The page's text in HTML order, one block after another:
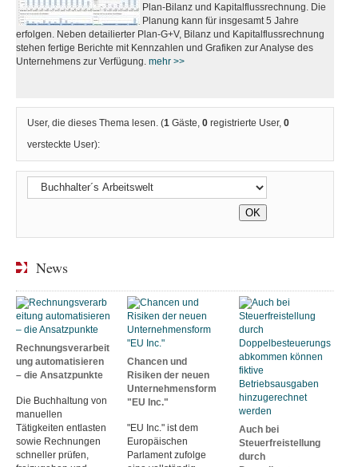
Plan-Bilanz und Kapitalflussrechnung. Die
Planung kann für insgesamt 5 Jahre
erfolgen. Neben detailierter Plan-G+V, Bilanz und Kapitalflussrechnung
stehen fertige Berichte mit Kennzahlen und Grafiken zur Analyse des
Unternehmens zur Verfügung. mehr >>
User, die dieses Thema lesen. (1 Gäste,0 registrierte User,0
versteckte User):
News
Rechnungsverarbeit
ung automatisieren
– die Ansatzpunkte
Die Buchhaltung von
manuellen
Tätigkeiten entlasten
sowie Rechnungen
schneller prüfen,
Chancen und
Risiken der neuen
Unternehmensform
"EU Inc."
"EU Inc." ist dem
Europäischen
Parlament zufolge
Auch bei
Steuerfreistellung
durch